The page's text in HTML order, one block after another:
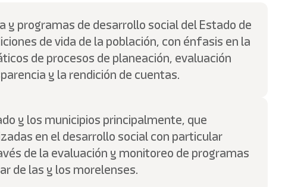
programas de desarrollo social del Estado de
de vida de la población, con énfasis en la
de procesos de planeación, evaluación
y la rendición de cuentas.
y los municipios principalmente, que
en el desarrollo social con particular
de la evaluación y monitoreo de programas
de las y los morelenses.